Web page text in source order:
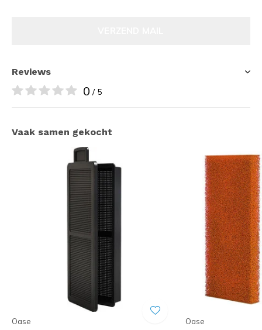
Reviews
0 / 5
Vaak samen gekocht
Oase Oase